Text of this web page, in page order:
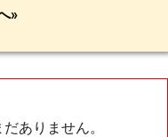
»
ありません。